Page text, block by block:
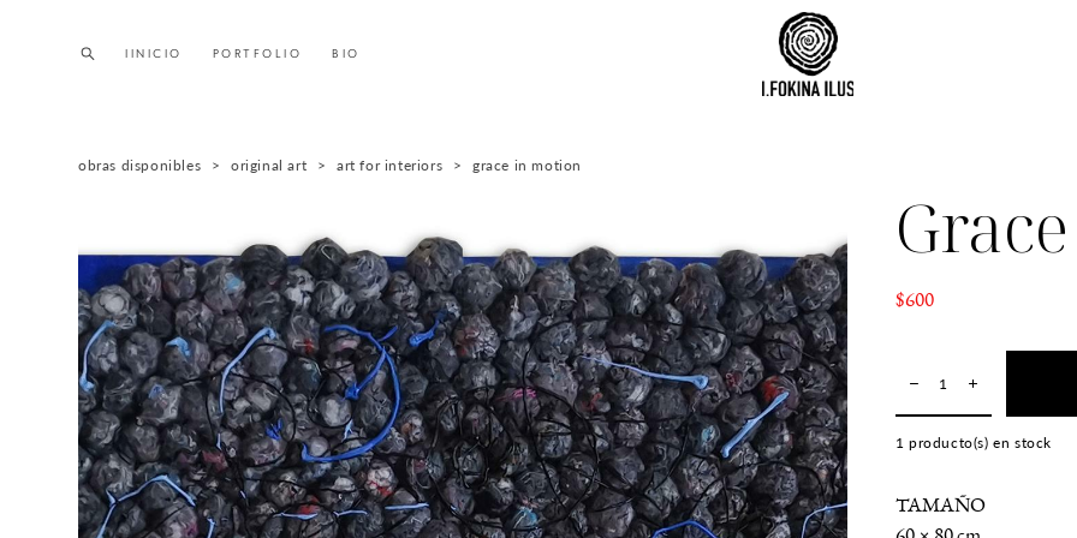
IINICIO PORTFOLIO BIO
IINICIO PORTFOLIO BIO
obras disponibles > original art > art for interiors > grace in motion
$600
1 producto(s) en stock
TAMAÑO